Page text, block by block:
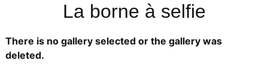
La borne à selfie
There is no gallery selected or the gallery was
deleted.